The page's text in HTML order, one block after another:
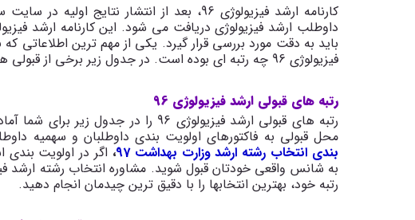
باید به دقت مورد بررسی قرار گیرد. یکی از مهم ترین اطلاعاتی
فیزیولوژی 96 چه رتبه ای بوده است. در جدول زیر برخی از قبولی های ارشد فیزیولوژی 96 آورده شده است
رتبه های قبولی ارشد فیزیولوژی 96
رتبه های قبولی ارشد فیزیولوژی 96 را
محل قبولی به فاکتورهای اولویت بندی داوطلبان و سهمیه داوطلب در
بندی انتخاب رشته ارشد وزارت بهداشت 97
، اگر در اولویت
به شانس واقعی خودتان قبول شوید. مشاوره انتخاب رشته ارشد
رتبه خود، بهترین انتخابها را با دقیق ترین چیدمان انجام دهید.